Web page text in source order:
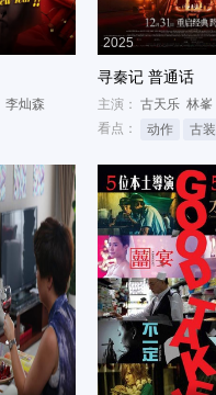
李灿森
2025
寻秦记 普通话
主演： 古天乐 林峯
看点：
动作 古装